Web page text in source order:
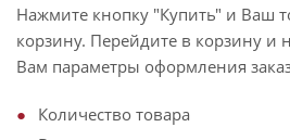
Нажмите кнопку "Купить" и Ваш
корзину. Перейдите в корзину и
Вам параметры оформления
Количество товара